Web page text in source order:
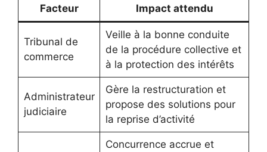
Facteur Impact attendu
Tribunal de
commerce
Veille à la bonne conduite
de la procédure collective et
à la protection des intérêts
Administrateur
judiciaire
Gère la restructuration et
propose des solutions pour
la reprise d’activité
Concurrence accrue et